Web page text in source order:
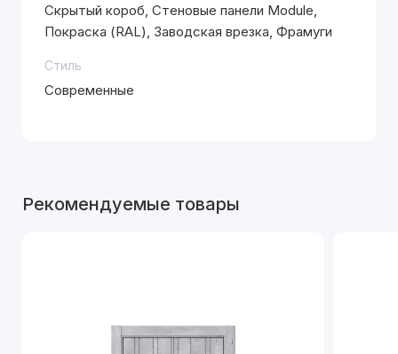
Скрытый короб, Стеновые панели Module,
Покраска (RAL), Заводская врезка, Фрамуги
Стиль
Современные
Рекомендуемые товары